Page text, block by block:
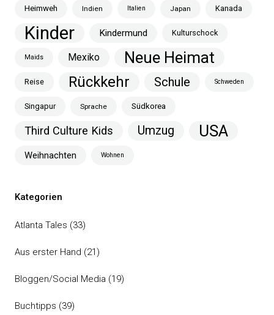
Heimweh Indien Italien Japan Kanada
Kinder Kindermund Kulturschock
Maids Mexiko Neue Heimat
Reise Rückkehr Schule Schweden
Singapur Sprache Südkorea
Third Culture Kids Umzug USA
Weihnachten Wohnen
Kategorien
Atlanta Tales (33)
Aus erster Hand (21)
Bloggen/Social Media (19)
Buchtipps (39)